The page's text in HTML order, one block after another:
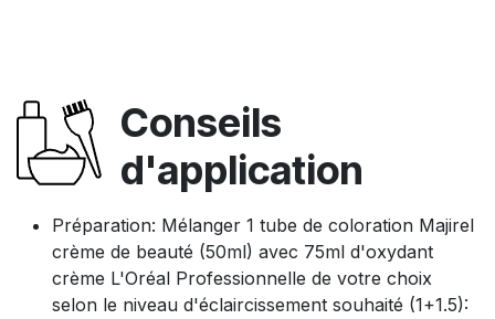
Conseils
d'application
Préparation: Mélanger 1 tube de coloration Majirel
crème de beauté (50ml) avec 75ml d'oxydant
crème L'Oréal Professionnelle de votre choix
selon le niveau d'éclaircissement souhaité (1+1.5):